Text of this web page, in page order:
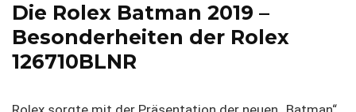
Die Rolex Batman 2019 –
Besonderheiten der Rolex
126710BLNR